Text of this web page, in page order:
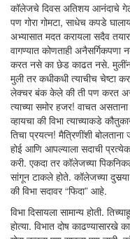
कॉलेजचे दिवस अतिशय आनंदाचे गेले.
पण गोरा गोमटा, साधेच कपडे
अभ्यासात मदत करायला सदैव
वागण्यात कोणताही अनैसर्गिकपणा
करत नसे का छेड काढत नसे. मुलींना
मुली तर कधीकधी त्याचीच चेष्टा
लेक्चर बंक केले की ती पण करत असे.
त्याच्या समोर हजर! वाचत
व्हायचा की विभा त्याच्याकडे
तिचा प्रयत्न! मैत्रिणींशी
होई आणि आपल्याला सदाची
करी. एकदा तर कॉलेजच्या
सांगून टाकले होते. कॉलेजच्या दुसर्‍या
की विभा सदावर “फिदा” आहे.
विभा दिसायला सामान्य होती.
होत्या. विभात दोष काढण्यासारखे